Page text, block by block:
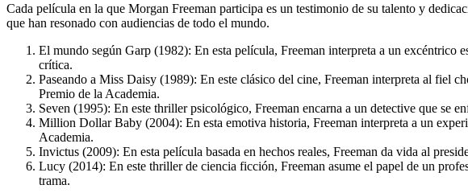
Cada película en la que Morgan Freeman participa es un testimonio de su talento y
que han resonado con audiencias de todo el mundo.
El mundo según Garp (1982): En esta película, Freeman interpreta a un excéntrico
crítica.
Paseando a Miss Daisy (1989): En este clásico del cine, Freeman interpreta al fiel
Premio de la Academia.
Seven (1995): En este thriller psicológico, Freeman encarna a un detective que se
Million Dollar Baby (2004): En esta emotiva historia, Freeman interpreta a un
Academia.
Invictus (2009): En esta película basada en hechos reales, Freeman da vida al
Lucy (2014): En este thriller de ciencia ficción, Freeman asume el papel de un
trama.